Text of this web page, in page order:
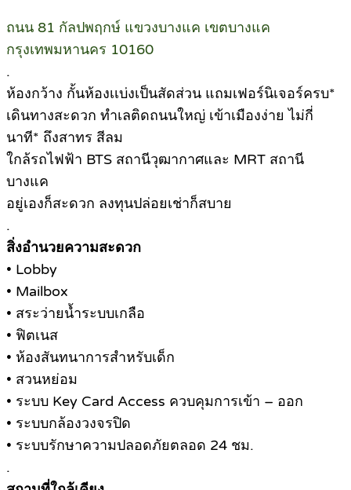
ถนน 81 กัลปพฤกษ์ แขวงบางแค เขตบางแค
กรุงเทพมหานคร 10160
.
ห้องกว้าง กั้นห้องเเบ่งเป็นสัดส่วน แถมเฟอร์นิเจอร์ครบ*
เดินทางสะดวก ทำเลติดถนนใหญ่ เข้าเมืองง่าย ไม่กี่
นาที* ถึงสาทร สีลม
ใกล้รถไฟฟ้า BTS สถานีวุฒากาศและ MRT สถานี
บางแค
อยู่เองก็สะดวก ลงทุนปล่อยเช่าก็สบาย
.
สิ่งอำนวยความสะดวก
• Lobby
• Mailbox
• สระว่ายน้ำระบบเกลือ
• ฟิตเนส
• ห้องสันทนาการสำหรับเด็ก
• สวนหย่อม
• ระบบ Key Card Access ควบคุมการเข้า – ออก
• ระบบกล้องวงจรปิด
• ระบบรักษาความปลอดภัยตลอด 24 ชม.
.